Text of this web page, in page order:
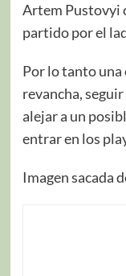
Artem Pustovyi
partido por el
Por lo tanto
revancha,
alejar a un
entrar en los
Imagen sacada